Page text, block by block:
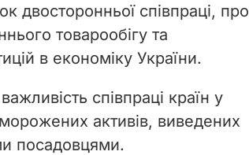
e
двосторонньої співпраці, про
товарообігу та
в економіку України.
співпраці країн у
активів, виведених
посадовцями.